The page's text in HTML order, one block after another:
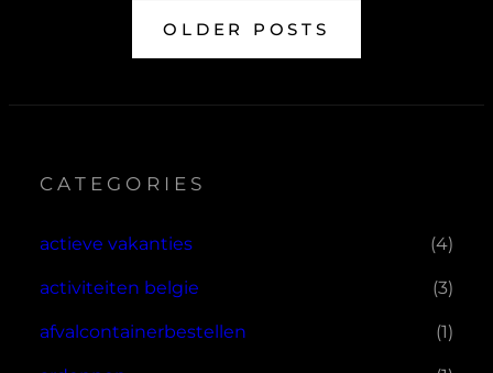
OLDER POSTS
CATEGORIES
actieve vakanties (4)
activiteiten belgie (3)
afvalcontainerbestellen (1)